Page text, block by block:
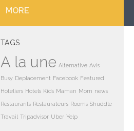
MORE
TAGS
A la une Alternative Avis
Busy Deplacement Facebook Featured
Hoteliers Hotels Kids Maman Mom news
Restaurants Restaurateurs Rooms Shuddle
Travail Tripadvisor Uber Yelp